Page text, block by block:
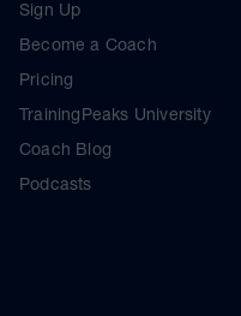
Sign Up
Become a Coach
Pricing
TrainingPeaks University
Coach Blog
Podcasts